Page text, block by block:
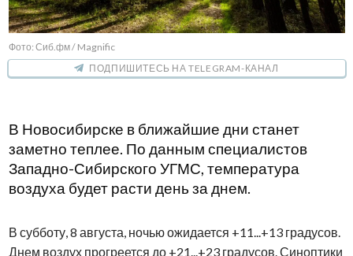
Фото: Сиб.фм / Magnific
ПОДПИШИТЕСЬ НА TELEGRAM-КАНАЛ
В Новосибирске в ближайшие дни станет
заметно теплее. По данным специалистов
Западно-Сибирского УГМС, температура
воздуха будет расти день за днем.
В субботу, 8 августа, ночью ожидается +11...+13 градусов.
Днем воздух прогреется до +21...+23 градусов. Синоптики